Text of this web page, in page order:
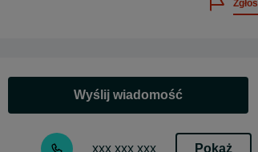
Zgłoś
Wyślij wiadomość
xxx xxx xxx Pokaż